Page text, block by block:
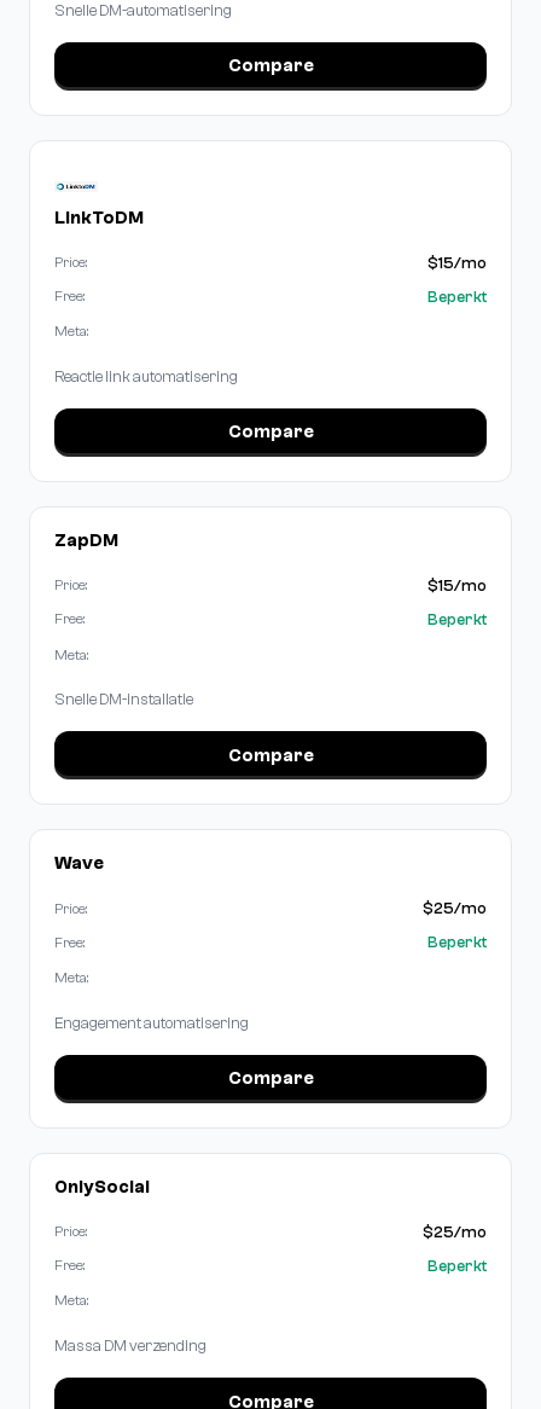
Snelle DM-automatisering
Compare
LinkToDM
Price: $15/mo
Free: Beperkt
Meta:
Reactie link automatisering
Compare
ZapDM
Price: $15/mo
Free: Beperkt
Meta:
Snelle DM-installatie
Compare
Wave
Price: $25/mo
Free: Beperkt
Meta:
Engagement automatisering
Compare
OnlySocial
Price: $25/mo
Free: Beperkt
Meta:
Massa DM verzending
Compare